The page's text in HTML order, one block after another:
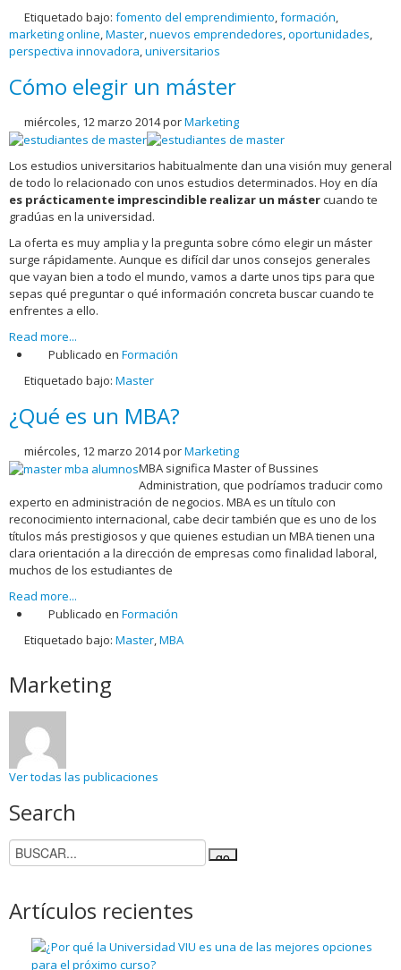
Etiquetado bajo: fomento del emprendimiento formación
marketing online Master nuevos emprendedores oportunidades
perspectiva innovadora universitarios
Cómo elegir un máster
miércoles, 12 marzo 2014porMarketing
Los estudios universitarios habitualmente dan una visión muy general
de todo lo relacionado con unos estudios determinados. Hoy en día
es prácticamente imprescindible realizar un mástercuando te
gradúas en la universidad.
La oferta es muy amplia y la pregunta sobre cómo elegir un máster
surge rápidamente. Aunque es difícil dar unos consejos generales
que vayan bien a todo el mundo, vamos a darte unos tips para que
sepas qué preguntar o qué información concreta buscar cuando te
enfrentes a ello.
Read more...
Publicado en Formación
Etiquetado bajo: Master
¿Qué es un MBA?
miércoles, 12 marzo 2014porMarketing
MBA significa Master of Bussines
Administration, que podríamos traducir como
experto en administración de negocios. MBA es un título con
reconocimiento internacional, cabe decir también que es uno de los
títulos más prestigiosos y que quienes estudian un MBA tienen una
clara orientación a la dirección de empresas como finalidad laboral,
muchos de los estudiantes de
Read more...
Publicado en Formación
Etiquetado bajo: Master MBA
Marketing
Ver todas las publicaciones
Search
Artículos recientes